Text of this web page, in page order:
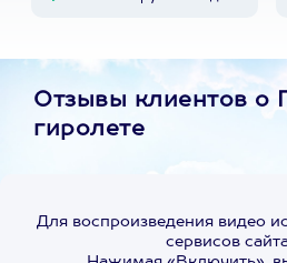
Отзывы клиентов о
гиролете
Для воспроизведения видео
сервисов